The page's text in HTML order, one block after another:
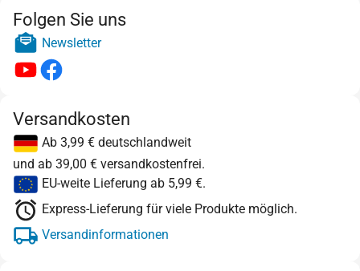
Folgen Sie uns
Newsletter
Versandkosten
Ab 3,99 € deutschlandweit
und ab 39,00 € versandkostenfrei.
EU-weite Lieferung ab 5,99 €.
Express-Lieferung für viele Produkte möglich.
Versandinformationen